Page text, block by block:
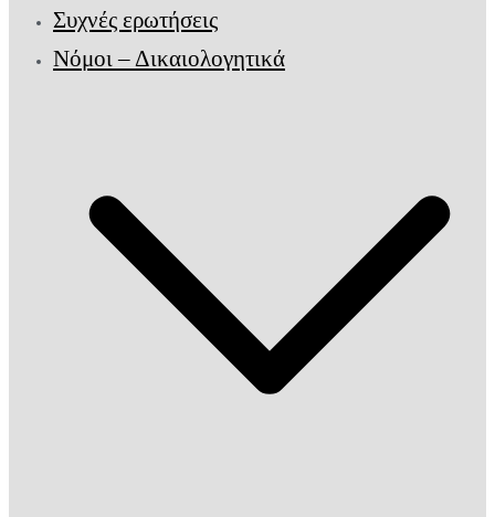
Συχνές ερωτήσεις
Νόμοι – Δικαιολογητικά